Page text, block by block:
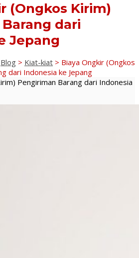
(Ongkos Kirim)
dari
Jepang
Blog > Kiat-kiat > Biaya Ongkir (Ongkos
dari Indonesia ke Jepang
Pengiriman Barang dari Indonesia